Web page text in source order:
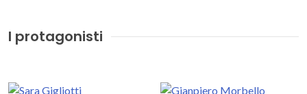
I protagonisti